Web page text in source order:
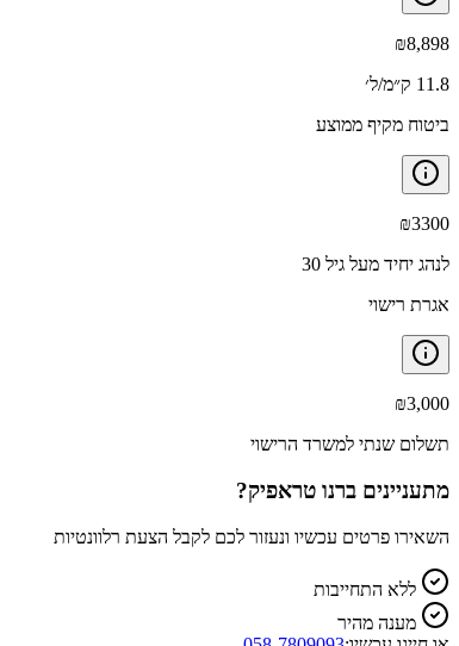
₪8,898
11.8 ק״מ/ל׳
ביטוח מקיף ממוצע
₪3300
לנהג יחיד מעל גיל 30
אגרת רישוי
₪3,000
תשלום שנתי למשרד הרישוי
מתעניינים ברנו טראפיק?
השאירו פרטים עכשיו ונעזור לכם לקבל הצעת רלוונטיות
ללא התחייבות
מענה מהיר